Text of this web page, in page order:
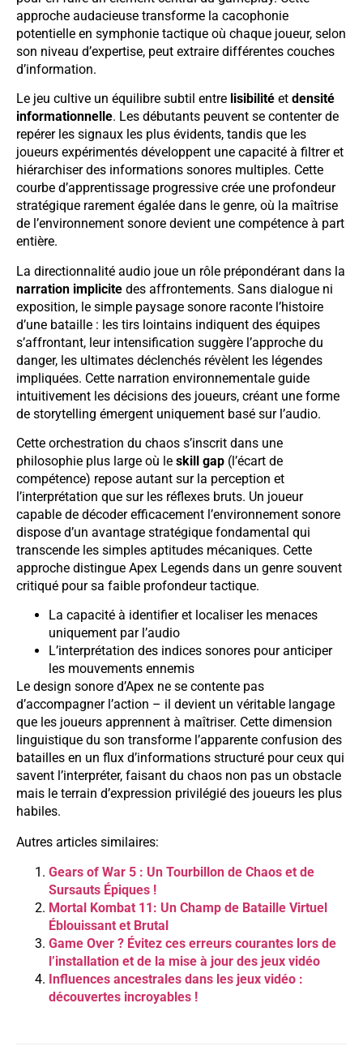
approche audacieuse transforme la cacophonie
potentielle en symphonie tactique où chaque joueur, selon
son niveau d’expertise, peut extraire différentes couches
d’information.
Le jeu cultive un équilibre subtil entre lisibilité et densité
informationnelle. Les débutants peuvent se contenter de
repérer les signaux les plus évidents, tandis que les
joueurs expérimentés développent une capacité à filtrer et
hiérarchiser des informations sonores multiples. Cette
courbe d’apprentissage progressive crée une profondeur
stratégique rarement égalée dans le genre, où la maîtrise
de l’environnement sonore devient une compétence à part
entière.
La directionnalité audio joue un rôle prépondérant dans la
narration implicite des affrontements. Sans dialogue ni
exposition, le simple paysage sonore raconte l’histoire
d’une bataille : les tirs lointains indiquent des équipes
s’affrontant, leur intensification suggère l’approche du
danger, les ultimates déclenchés révèlent les légendes
impliquées. Cette narration environnementale guide
intuitivement les décisions des joueurs, créant une forme
de storytelling émergent uniquement basé sur l’audio.
Cette orchestration du chaos s’inscrit dans une
philosophie plus large où le skill gap (l’écart de
compétence) repose autant sur la perception et
l’interprétation que sur les réflexes bruts. Un joueur
capable de décoder efficacement l’environnement sonore
dispose d’un avantage stratégique fondamental qui
transcende les simples aptitudes mécaniques. Cette
approche distingue Apex Legends dans un genre souvent
critiqué pour sa faible profondeur tactique.
La capacité à identifier et localiser les menaces
uniquement par l’audio
L’interprétation des indices sonores pour anticiper
les mouvements ennemis
Le design sonore d’Apex ne se contente pas
d’accompagner l’action – il devient un véritable langage
que les joueurs apprennent à maîtriser. Cette dimension
linguistique du son transforme l’apparente confusion des
batailles en un flux d’informations structuré pour ceux qui
savent l’interpréter, faisant du chaos non pas un obstacle
mais le terrain d’expression privilégié des joueurs les plus
habiles.
Autres articles similaires:
Gears of War 5 : Un Tourbillon de Chaos et de
Sursauts Épiques !
Mortal Kombat 11: Un Champ de Bataille Virtuel
Éblouissant et Brutal
Game Over ? Évitez ces erreurs courantes lors de
l’installation et de la mise à jour des jeux vidéo
Influences ancestrales dans les jeux vidéo :
découvertes incroyables !